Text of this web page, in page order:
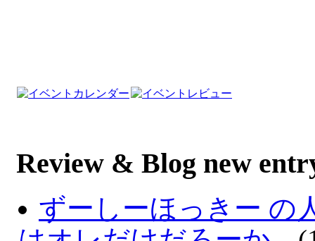
Review & Blog new
ずーしーほっきー の